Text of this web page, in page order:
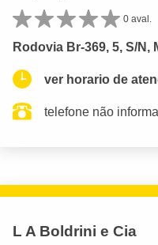
0 aval.
Rodovia Br-369, 5, S/N,
ver horario de
telefone não
L A Boldrini e Cia